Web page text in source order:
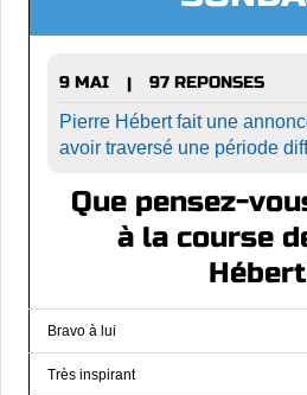
9 MAI |
97 REPONSES
Pierre Hébert fait une
avoir traversé une période
Que pensez-
à la course
Bravo à lui
Très inspirant